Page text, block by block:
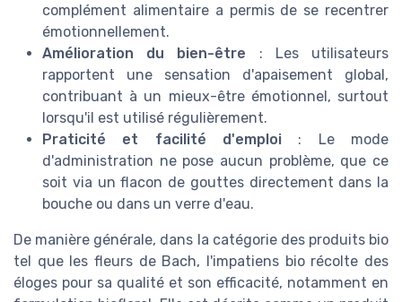
complément alimentaire a permis de se recentrer
émotionnellement.
Amélioration du bien-être : Les utilisateurs
rapportent une sensation d'apaisement global,
contribuant à un mieux-être émotionnel, surtout
lorsqu'il est utilisé régulièrement.
Praticité et facilité d'emploi : Le mode
d'administration ne pose aucun problème, que ce
soit via un flacon de gouttes directement dans la
bouche ou dans un verre d'eau.
De manière générale, dans la catégorie des produits bio
tel que les fleurs de Bach, l'impatiens bio récolte des
éloges pour sa qualité et son efficacité, notamment en